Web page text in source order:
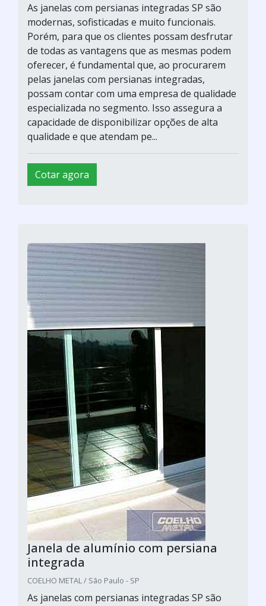
As janelas com persianas integradas SP são
modernas, sofisticadas e muito funcionais.
Porém, para que os clientes possam desfrutar
de todas as vantagens que as mesmas podem
oferecer, é fundamental que, ao procurarem
pelas janelas com persianas integradas,
possam contar com uma empresa de qualidade
especializada no segmento. Isso assegura a
capacidade de disponibilizar opções de alta
qualidade e que atendam pe...
Cotar agora
Janela de alumínio com persiana
integrada
COELHO METAL / São Paulo - SP
As janelas com persianas integradas SP são